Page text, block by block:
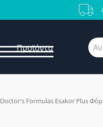
Προϊόντα
Doctor's Formulas Esakor Plus